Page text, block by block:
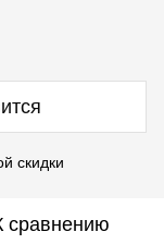
скидки
сравнению